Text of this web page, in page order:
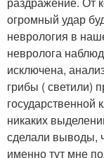
огромный удар
неврология в
невролога
исключена,
грибы ( светили)
государственной
никаких
сделали выводы,
именно тут мне